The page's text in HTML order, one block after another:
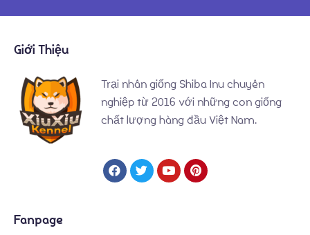
Giới Thiệu
Trại nhân giống Shiba Inu chuyên
nghiệp từ 2016 với những con giống
chất lượng hàng đầu Việt Nam.
Fanpage